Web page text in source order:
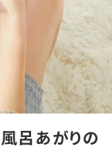
呂あがりの